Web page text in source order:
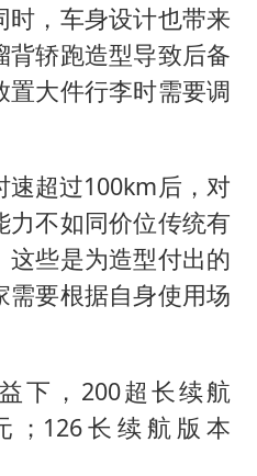
，车身设计也带来
背轿跑造型导致后备
大件行李时需要调
速超过100km后，对
力不如同价位传统有
这些是为造型付出的
需要根据自身使用场
下，200超长续航
；126长续航版本